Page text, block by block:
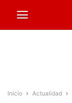
Inicio Actualidad